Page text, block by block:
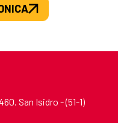
San Isidro - (51-1)